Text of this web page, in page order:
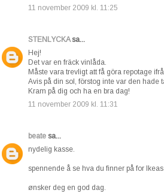
11 november 2009 kl. 11:25
STENLYCKAsa...
Hej!
Det var en fräck vinlåda.
Måste vara trevligt att få göra repotage
Avis på din sol, förstog inte var den hade
Kram på dig och ha en bra dag!
11 november 2009 kl. 11:31
beate sa...
nydelig kasse.
spennende å se hva du finner på for
ønsker deg en god dag.